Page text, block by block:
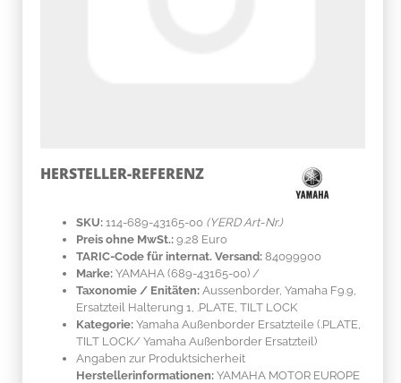
HERSTELLER-REFERENZ
SKU: 114-689-43165-00 (YERD Art-Nr.)
Preis ohne MwSt.: 9.28 Euro
TARIC-Code für internat. Versand: 84099900
Marke: YAMAHA (689-43165-00) /
Taxonomie / Enitäten: Aussenborder, Yamaha F9.9,
Ersatzteil Halterung 1, .PLATE, TILT LOCK
Kategorie: Yamaha Außenborder Ersatzteile (.PLATE,
TILT LOCK/ Yamaha Außenborder Ersatzteil)
Angaben zur Produktsicherheit
Herstellerinformationen: YAMAHA MOTOR EUROPE